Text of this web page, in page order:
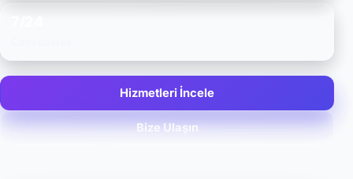
Hizmetleri İncele
Bize Ulaşın